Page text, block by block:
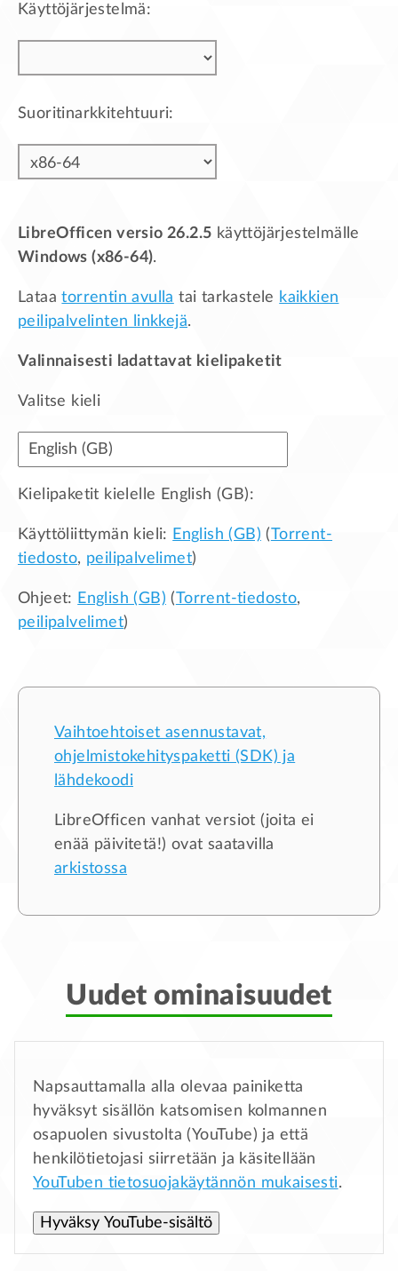
Käyttöjärjestelmä:
Suoritinarkkitehtuuri:
LibreOfficen versio 26.2.5 käyttöjärjestelmälle
Windows (x86-64).
Lataatorrentin avulla tai tarkastele kaikkien
peilipalvelinten linkkejä.
Valinnaisesti ladattavat kielipaketit
Valitse kieli
Kielipaketit kielelle English (GB):
Käyttöliittymän kieli: English (GB) (Torrent-
tiedosto, peilipalvelimet)
Ohjeet: English (GB) (Torrent-tiedosto,
peilipalvelimet)
Vaihtoehtoiset asennustavat,
ohjelmistokehityspaketti (SDK) ja
lähdekoodi
LibreOfficen vanhat versiot (joita ei
enää päivitetä!) ovat saatavilla
arkistossa
Uudet ominaisuudet
Napsauttamalla alla olevaa painiketta
hyväksyt sisällön katsomisen kolmannen
osapuolen sivustolta (YouTube) ja että
henkilötietojasi siirretään ja käsitellään
YouTuben tietosuojakäytännön mukaisesti.
Hyväksy YouTube-sisältö